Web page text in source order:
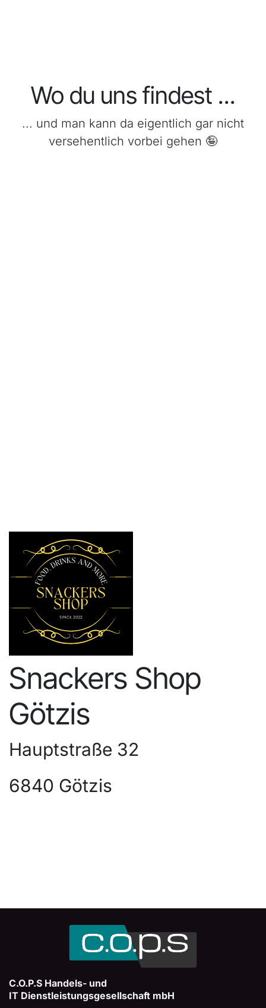
Wo du uns findest ...
... und man kann da eigentlich gar nicht
versehentlich vorbei gehen 🤪
Snackers Shop
Götzis
Hauptstraße 32
6840 Götzis
C.O.P.S Handels- und
IT Dienstleistungsgesellschaft mbH